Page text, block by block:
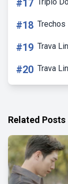
#17
#18 Trechos
#19 Trava
#20 Trava
Related Posts